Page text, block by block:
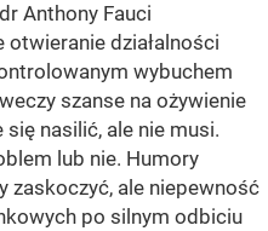
Anthony Fauci
otwieranie działalności
wybuchem
szanse na ożywienie
nasilić, ale nie musi.
lub nie. Humory
zaskoczyć, ale niepewność
po silnym odbiciu